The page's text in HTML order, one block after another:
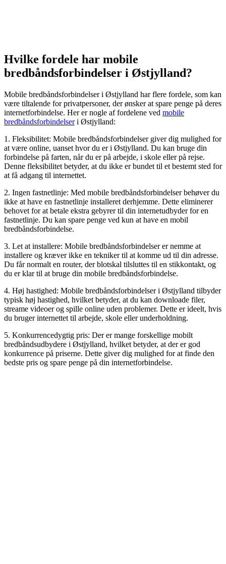
Hvilke fordele har mobile
bredbåndsforbindelser i Østjylland?
Mobile bredbåndsforbindelser i Østjylland har flere fordele, som kan
være tiltalende for privatpersoner, der ønsker at spare penge på deres
internetforbindelse. Her er nogle af fordelene ved mobile
bredbåndsforbindelseri Østjylland:
1. Fleksibilitet: Mobile bredbåndsforbindelser giver dig mulighed for
at være online, uanset hvor du er i Østjylland. Du kan bruge din
forbindelse på farten, når du er på arbejde, i skole eller på rejse.
Denne fleksibilitet betyder, at du ikke er bundet til et bestemt sted for
at få adgang til internettet.
2. Ingen fastnetlinje: Med mobile bredbåndsforbindelser behøver du
ikke at have en fastnetlinje installeret derhjemme. Dette eliminerer
behovet for at betale ekstra gebyrer til din internetudbyder for en
fastnetlinje. Du kan spare penge ved kun at have en mobil
bredbåndsforbindelse.
3. Let at installere: Mobile bredbåndsforbindelser er nemme at
installere og kræver ikke en tekniker til at komme ud til din adresse.
Du får normalt en router, der blotskal tilsluttes til en stikkontakt, og
du er klar til at bruge din mobile bredbåndsforbindelse.
4. Høj hastighed: Mobile bredbåndsforbindelser i Østjylland tilbyder
typisk høj hastighed, hvilket betyder, at du kan downloade filer,
streame videoer og spille online uden problemer. Dette er ideelt, hvis
du bruger internettet til arbejde, skole eller underholdning.
5. Konkurrencedygtig pris: Der er mange forskellige mobilt
bredbåndsudbydere i Østjylland, hvilket betyder, at der er god
konkurrence på priserne. Dette giver dig mulighed for at finde den
bedste pris og spare penge på din internetforbindelse.